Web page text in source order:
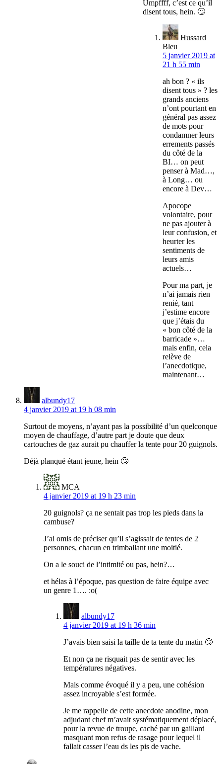
Umpffff, c’est ce qu’il
disent tous, hein. 🙄
Hussard
Bleu
5 janvier 2019 at
21 h 55 min
ah bon ? « ils
disent tous » ? les
grands anciens
n’ont pourtant en
général pas assez
de mots pour
condamner leurs
errements passés
du côté de la
BI… on peut
penser à Mad…,
à Long… ou
encore à Dev…
Apocope
volontaire, pour
ne pas ajouter à
leur confusion, et
heurter les
sentiments de
leurs amis
actuels…
Pour ma part, je
n’ai jamais rien
renié, tant
j’estime encore
que j’étais du
« bon côté de la
barricade »…
mais enfin, cela
relève de
l’anecdotique,
maintenant…
albundy17
4 janvier 2019 at 19 h 08 min
Surtout de moyens, n’ayant pas la possibilité d’un quelconque
moyen de chauffage, d’autre part je doute que deux
cartouches de gaz aurait pu chauffer la tente pour 20 guignols.
Déjà planqué étant jeune, hein 🙄
MCA
4 janvier 2019 at 19 h 23 min
20 guignols? ça ne sentait pas trop les pieds dans la
cambuse?
J’ai omis de préciser qu’il s’agissait de tentes de 2
personnes, chacun en trimballant une moitié.
On a le souci de l’intimité ou pas, hein?…
et hélas à l’époque, pas question de faire équipe avec
un genre 1…. :o(
albundy17
4 janvier 2019 at 19 h 36 min
J’avais bien saisi la taille de ta tente du matin 🙄
Et non ça ne risquait pas de sentir avec les
températures négatives.
Mais comme évoqué il y a peu, une cohésion
assez incroyable s’est formée.
Je me rappelle de cette anecdote anodine, mon
adjudant chef m’avait systématiquement déplacé,
pour la revue de troupe, caché par un gaillard
masquant mon refus de rasage pour lequel il
fallait casser l’eau ds les pis de vache.